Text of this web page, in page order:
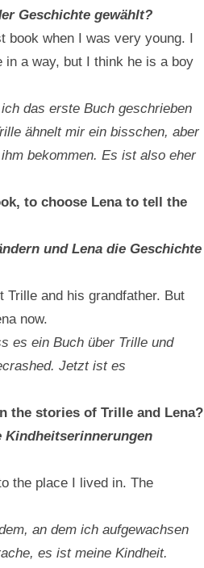
Geschichte gewählt?
book when I was very young. I
a way, but I think he is a boy
das erste Buch geschrieben
ähnelt mir ein bisschen, aber
bekommen. Es ist also eher
to choose Lena to tell the
und Lena die Geschichte
and his grandfather. But
now.
es ein Buch über Trille und
Jetzt ist es
the stories of Trille and Lena?
Kindheitserinnerungen
the place I lived in. The
an dem ich aufgewachsen
es ist meine Kindheit.